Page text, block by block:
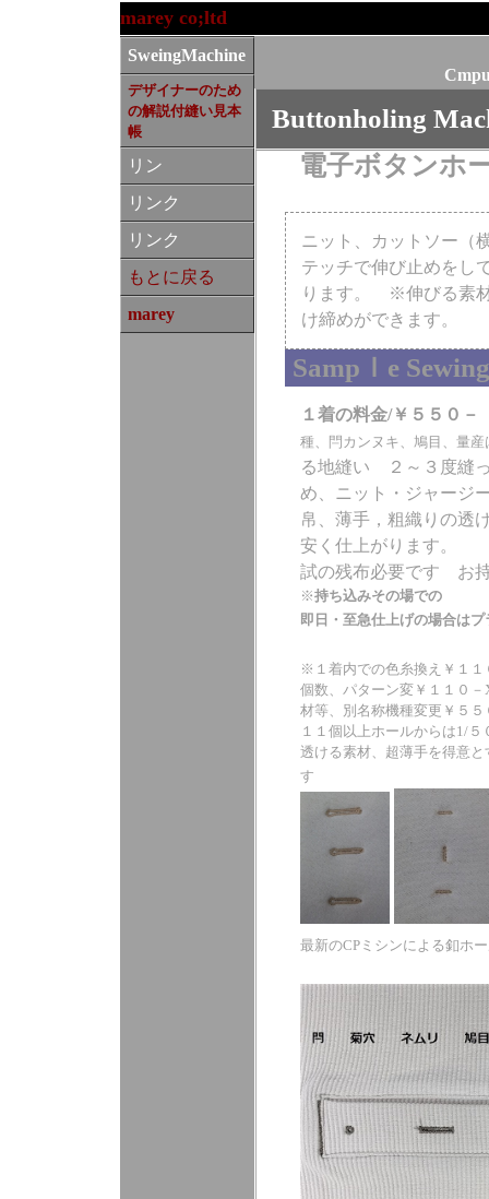
marey co;ltd
SweingMachine
デザイナーのため
の解説付縫い見本
帳
リン
リンク
リンク
もとに戻る
marey
Buttonholing
電子ボタンホ
ニット、カットソー（
テッチで伸び止めをし
ります。 ※伸びる素材
け締めができます。
Sampｌe
１着の料金/￥５５０－
種、閂カンヌキ、鳩目、量産
る地縫い ２～３度縫
め、ニット・ジャージ
帛、薄手，粗織りの透
安く仕上がります。
試の残布必要です お
※持ち込みその場での
即日・至急仕上げの場合は
※１着内での色糸換え￥１１
個数、パターン変￥１１０
材等、別名称機種変更￥５５
１１個以上ホールからは1/
透ける素材、超薄手を得意
す
最新のCPミシンによる釦ホ